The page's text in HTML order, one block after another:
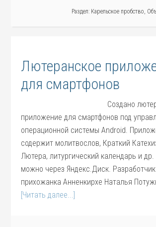
Раздел: Карельское пробство,
Лютеранское
для смартфонов
Создано
приложение для смартфонов под
операционной системы Android.
содержит молитвослов, Краткий
Лютера, литургический календарь и др.
можно через Яндекс.Диск.
прихожанка Анненкирхе Наталья
[Читать далее...]